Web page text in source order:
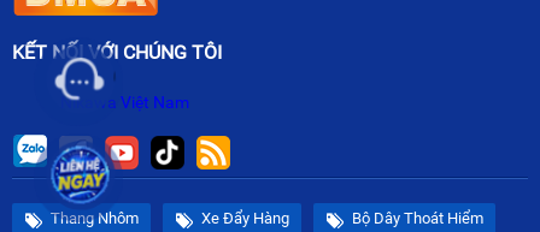
KẾT NỐI VỚI CHÚNG TÔI
Nikawa Việt Nam
Thang Nhôm Xe Đẩy Hàng Bộ Dây Thoát Hiểm